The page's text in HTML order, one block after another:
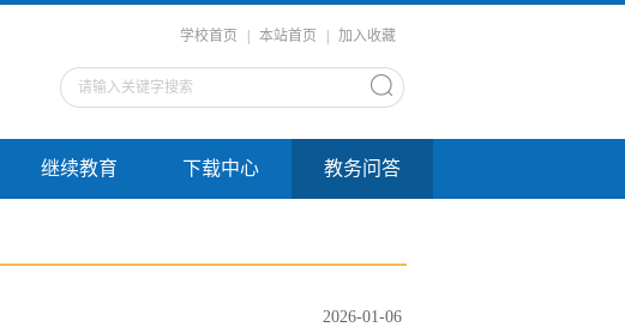
学校首页 本站首页 加入收藏
继续教育 下载中心 教务问答
2026-01-06